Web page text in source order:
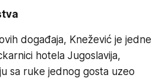
događaja, Knežević je jedne
hotela Jugoslavija,
sa ruke jednog gosta uzeo